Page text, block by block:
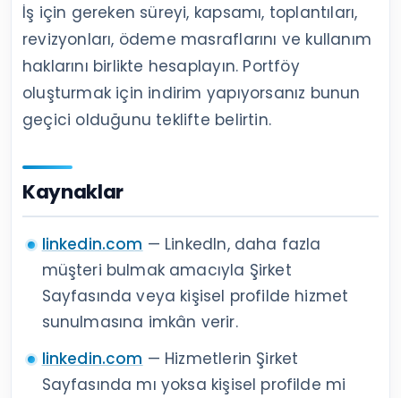
İş için gereken süreyi, kapsamı, toplantıları,
revizyonları, ödeme masraflarını ve kullanım
haklarını birlikte hesaplayın. Portföy
oluşturmak için indirim yapıyorsanız bunun
geçici olduğunu teklifte belirtin.
Kaynaklar
linkedin.com — LinkedIn, daha fazla
müşteri bulmak amacıyla Şirket
Sayfasında veya kişisel profilde hizmet
sunulmasına imkân verir.
linkedin.com — Hizmetlerin Şirket
Sayfasında mı yoksa kişisel profilde mi